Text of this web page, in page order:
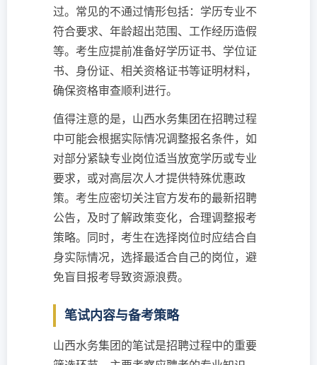
过。常见的不通过情形包括：学历专业不
符合要求、年龄超出范围、工作经历造假
等。考生应提前准备好学历证书、学位证
书、身份证、相关资格证书等证明材料，
确保资格审查顺利进行。
值得注意的是，山西水务集团在招聘过程
中可能会根据实际情况调整报名条件，如
对部分紧缺专业岗位适当放宽学历或专业
要求，或对高层次人才提供特殊优惠政
策。考生应密切关注官方发布的最新招聘
公告，及时了解政策变化，合理调整报考
策略。同时，考生在选择岗位时应结合自
身实际情况，选择最适合自己的岗位，避
免盲目报考导致资源浪费。
笔试内容与备考策略
山西水务集团的笔试是招聘过程中的重要